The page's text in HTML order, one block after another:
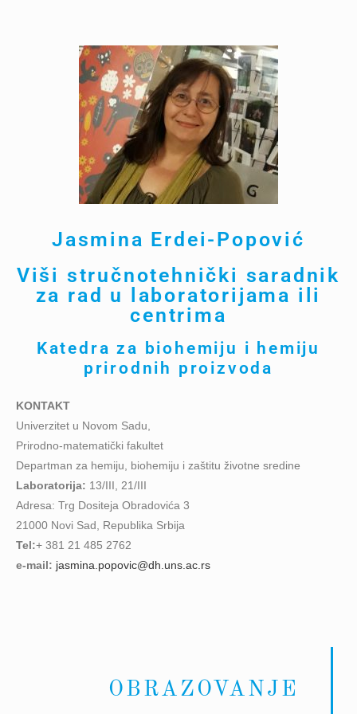
Jasmina Erdei-Popović
Viši stručnotehnički saradnik
za rad u laboratorijama ili
centrima
Katedra za biohemiju i hemiju
prirodnih proizvoda
KONTAKT
Univerzitet u Novom Sadu,
Prirodno-matematički fakultet
Departman za hemiju, biohemiju i zaštitu životne sredine
Laboratorija: 13/III, 21/III
Adresa: Trg Dositeja Obradovića 3
21000 Novi Sad, Republika Srbija
Tel:+ 381 21 485 2762
e-mail: jasmina.popovic@dh.uns.ac.rs
OBRAZOVANJE